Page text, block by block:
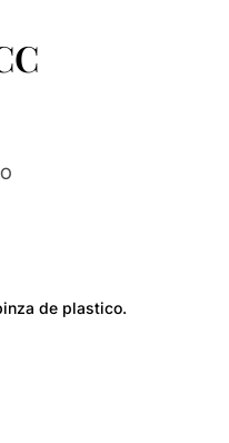
de plastico.